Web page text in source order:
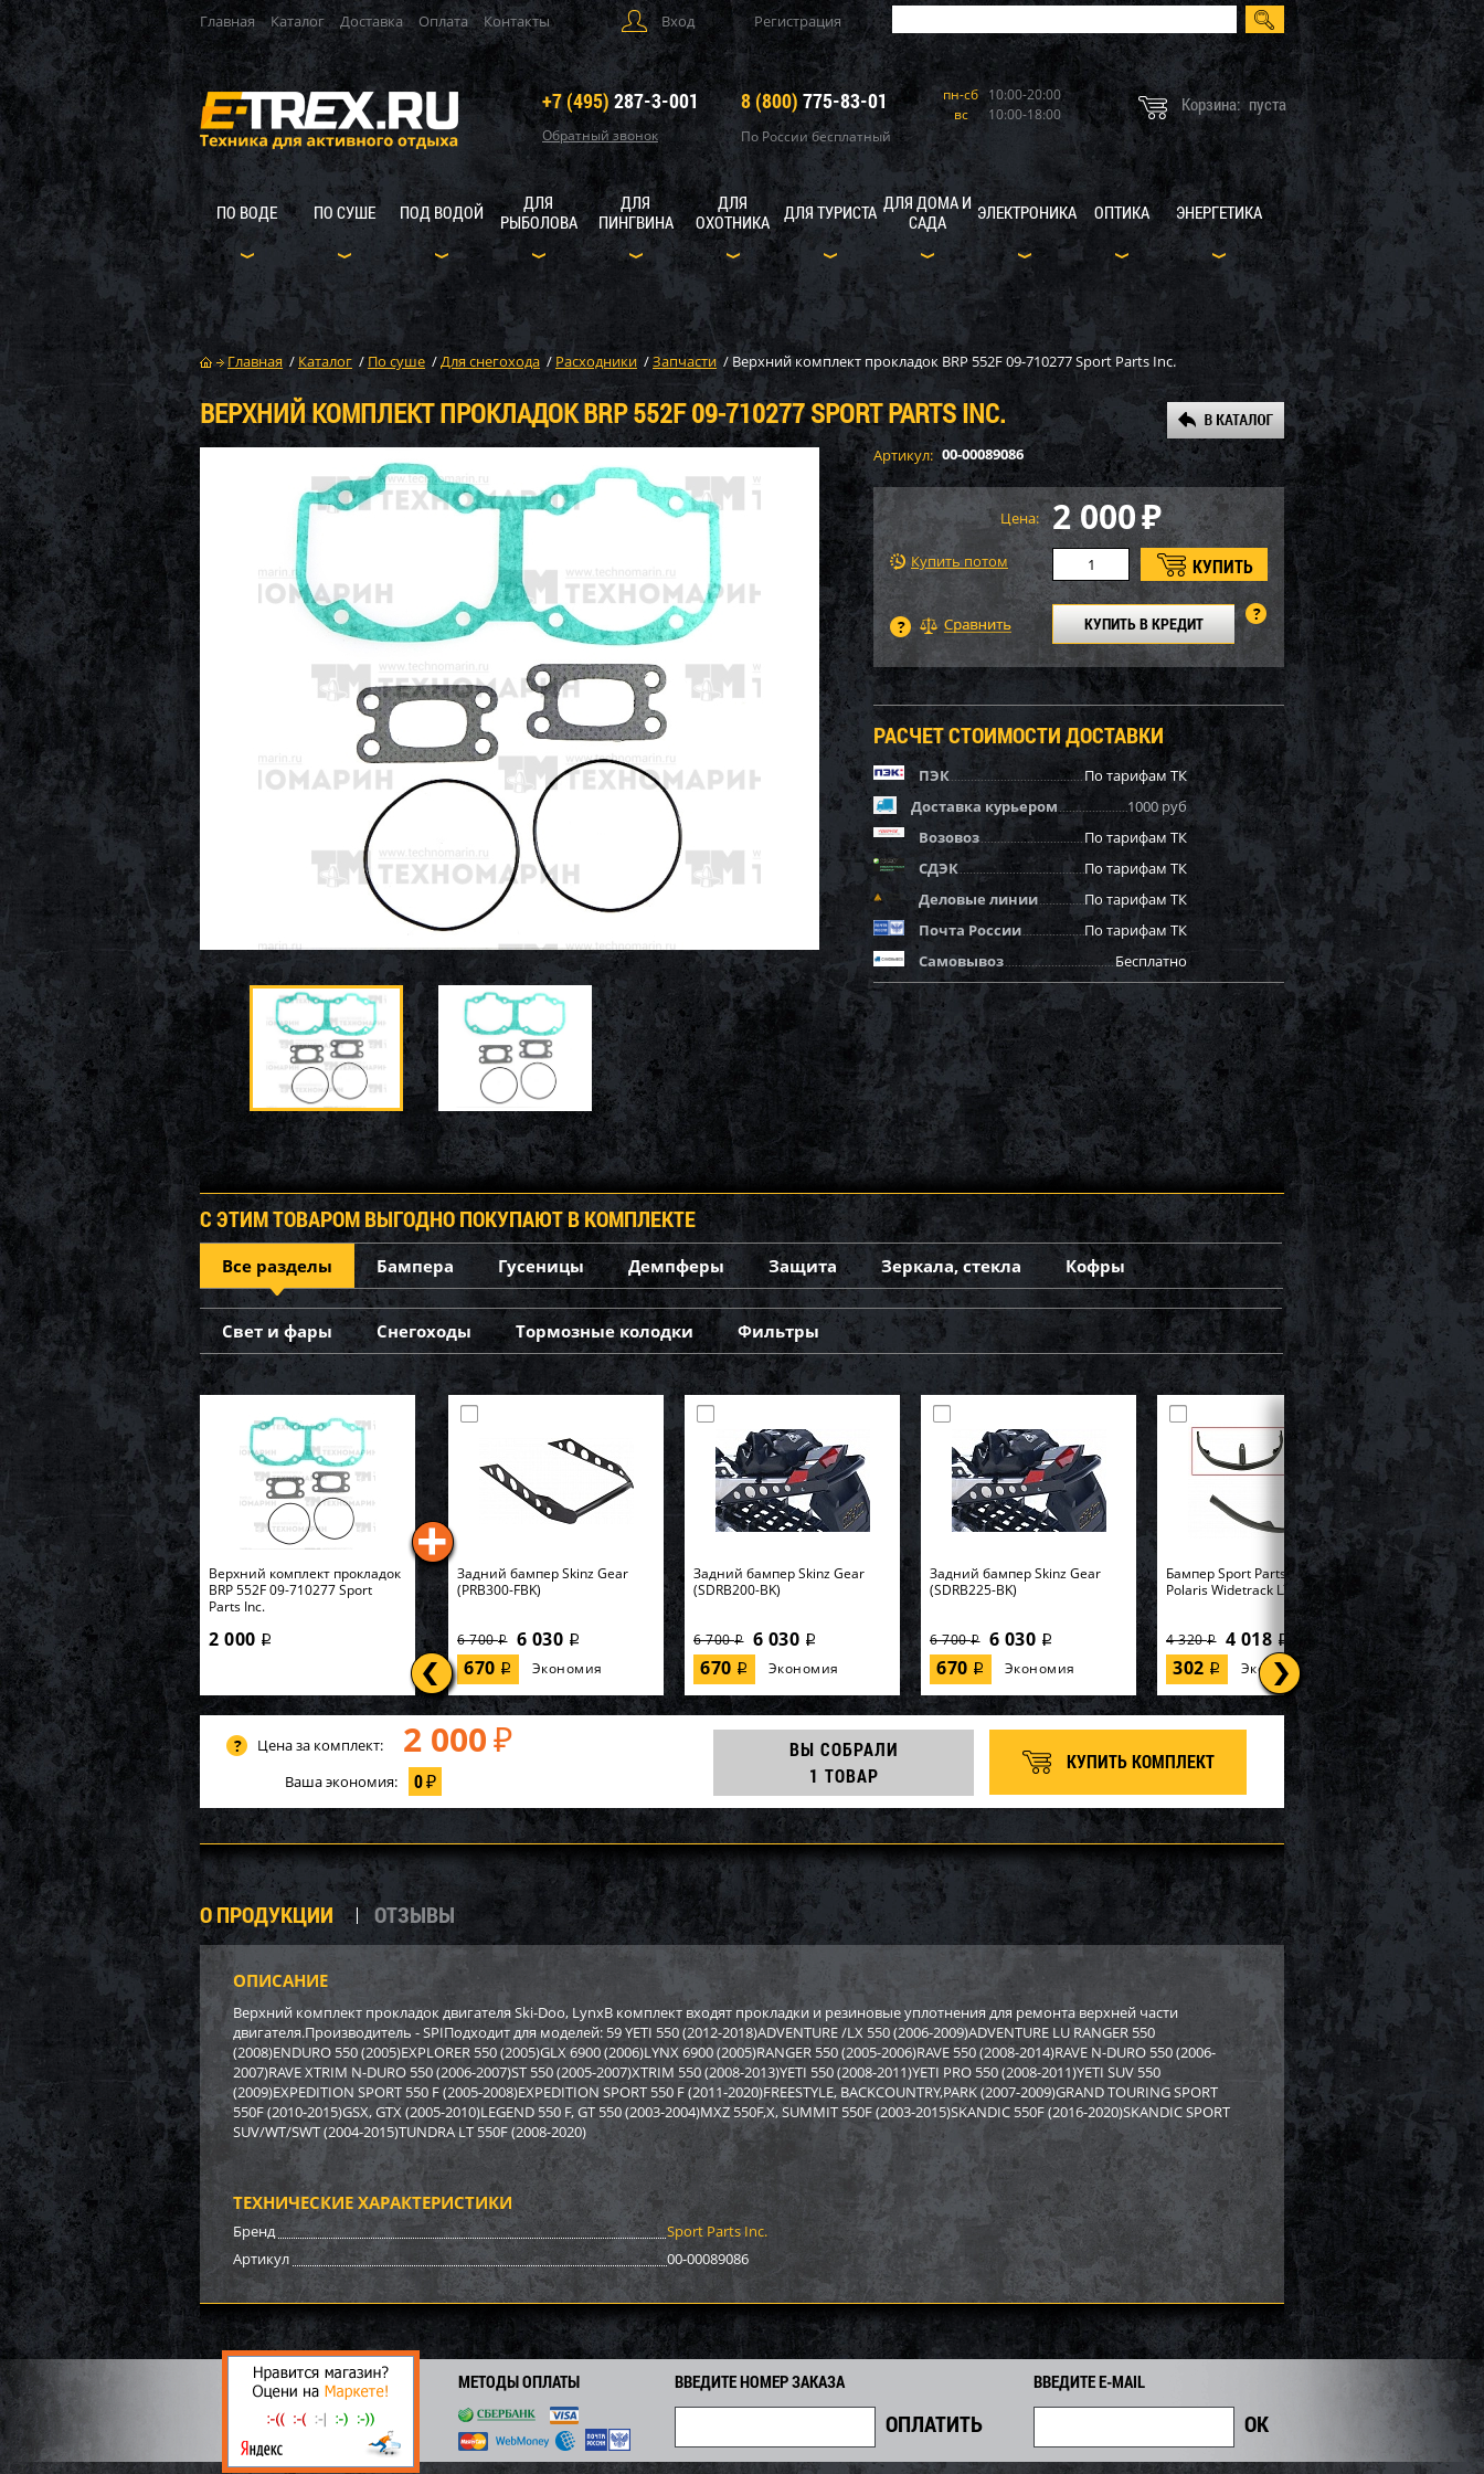
Главная Каталог Доставка Оплата Контакты Вход Регистрация
+7 (495) 287-3-001
Обратный звонок
8 (800) 775-83-01
По России бесплатный
пн-сб 10:00-20:00
вс
10:00-18:00 Корзина: пуста
ПО ВОДЕ ПО СУШЕ ПОД ВОДОЙ
ДЛЯ
РЫБОЛОВА
ДЛЯ
ПИНГВИНА
ДЛЯ
ОХОТНИКА
ДЛЯ ТУРИСТА ДЛЯ ДОМА И
САДА
ЭЛЕКТРОНИКА ОПТИКА ЭНЕРГЕТИКА
Главная / Каталог / По суше /Для снегохода / Расходники /Запчасти /Верхний комплект прокладок BRP 552F 09-710277 Sport Parts Inc.
ВЕРХНИЙ КОМПЛЕКТ ПРОКЛАДОК BRP 552F 09-710277 SPORT PARTS INC.
Артикул: 00-00089086
Цена: 2 000₽
Купить потом
КУПИТЬ В КРЕДИТ
РАСЧЕТ СТОИМОСТИ ДОСТАВКИ
ПЭК
По тарифам ТК
Доставка курьером
1000 руб
Возовоз
По тарифам ТК
СДЭК
По тарифам ТК
Деловые линии
По тарифам ТК
Почта России
По тарифам ТК
Самовывоз
Бесплатно
С ЭТИМ ТОВАРОМ ВЫГОДНО ПОКУПАЮТ В КОМПЛЕКТЕ
Все разделы Бампера Гусеницы Демпферы Защита Зеркала, стекла Кофры
Свет и фары Снегоходы Тормозные колодки Фильтры
Верхний комплект прокладок
BRP 552F 09-710277 Sport
Parts Inc.
2 000 i
Задний бампер Skinz Gear
(PRB300-FBK)
6 700i 6 030 i
670 i Экономия
Задний бампер Skinz Gear
(SDRB200-BK)
6 700i 6 030 i
670 i Экономия
Задний бампер Skinz Gear
(SDRB225-BK)
6 700i 6 030 i
670 i Экономия
Бампер Sport Parts Inc. для
Polaris Widetrack LX SM-12358
4 320i 4 018 i
302 i Экономия
Бампер Sport Parts Inc. для
BRP (REV XP) SM-12454
3 170 i 2 948 i
222i Экономия
Бампер BRP SM-12022
4 170i 3 878i
292i Экономия
Бампер Arctic Cat/Yamaha SM-
12517
9 590i 8 919i
671i Экономия
Бампер Yamaha SM-12530
2 750i 2 558
192i Экономия
Бампер задний BRP SM-12698 Бампер Polaris SM-12494
Бампер SPI для снегохода BRP
SM-12467
Бампер SPI для снегохода BRP
Цена за комплект: 2 000 ₽
Ваша экономия: 0₽
ВЫ СОБРАЛИ
1 ТОВАР
КУПИТЬ КОМПЛЕКТ
О ПРОДУКЦИИ ОТЗЫВЫ
ОПИСАНИЕ
Верхний комплект прокладок двигателя Ski-Doo, LynxВ комплект входят прокладки и резиновые уплотнения для ремонта верхней части
двигателя.Производитель - SPIПодходит для моделей: 59 YETI 550 (2012-2018)ADVENTURE /LX 550 (2006-2009)ADVENTURE LU RANGER 550
(2008)ENDURO 550 (2005)EXPLORER 550 (2005)GLX 6900 (2006)LYNX 6900 (2005)RANGER 550 (2005-2006)RAVE 550 (2008-2014)RAVE N-DURO 550 (2006-
2007)RAVE XTRIM N-DURO 550 (2006-2007)ST 550 (2005-2007)XTRIM 550 (2008-2013)YETI 550 (2008-2011)YETI PRO 550 (2008-2011)YETI SUV 550
(2009)EXPEDITION SPORT 550 F (2005-2008)EXPEDITION SPORT 550 F (2011-2020)FREESTYLE, BACKCOUNTRY,PARK (2007-2009)GRAND TOURING SPORT
550F (2010-2015)GSX, GTX (2005-2010)LEGEND 550 F, GT 550 (2003-2004)MXZ 550F,X, SUMMIT 550F (2003-2015)SKANDIC 550F (2016-2020)SKANDIC SPORT
SUV/WT/SWT (2004-2015)TUNDRA LT 550F (2008-2020)
ТЕХНИЧЕСКИЕ ХАРАКТЕРИСТИКИ
Бренд
Sport Parts Inc.
Артикул
00-00089086
МЕТОДЫ ОПЛАТЫ ВВЕДИТЕ НОМЕР ЗАКАЗА ВВЕДИТЕ E-MAIL